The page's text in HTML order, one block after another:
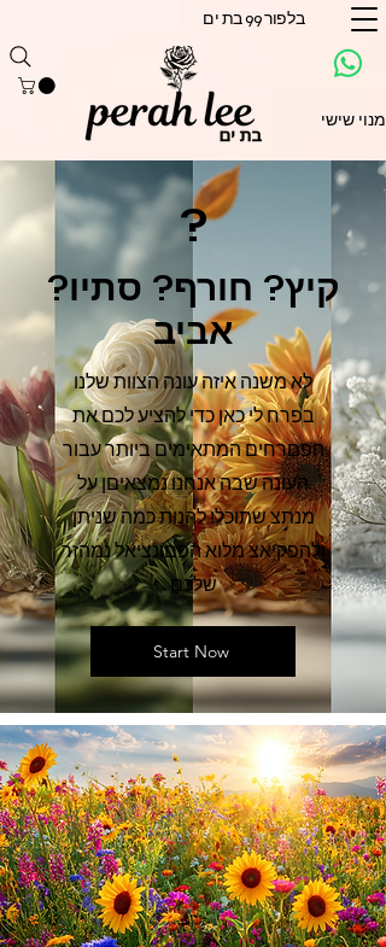
בלפור 99 בת ים
מנוי שישי
?
קיץ? חורף? סתיו?
אביב
לא משנה איזה עונה הצוות שלנו
בפרח לי כאן כדי להציע לכם את
הפםרחים המתאימים ביותר עבור
העונה שבה אנחנו נמצאיםן על
מנתצ שתוכלו להנות כמה שניתן
ולהפקיאצ מלוא הפםונציאל נמהזר
שלכם
Start Now